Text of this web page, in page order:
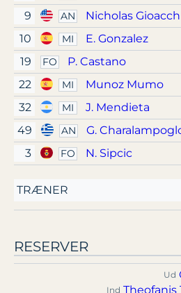
9 AN Nicholas
10 MI E. Gonzalez
19 FO
P. Castano
22
MI
Munoz Mumo
32
MI J. Mendieta
49 AN G.
3 FO N. Sipcic
TRÆNER
RESERVER
Ud
Ind Theofanis